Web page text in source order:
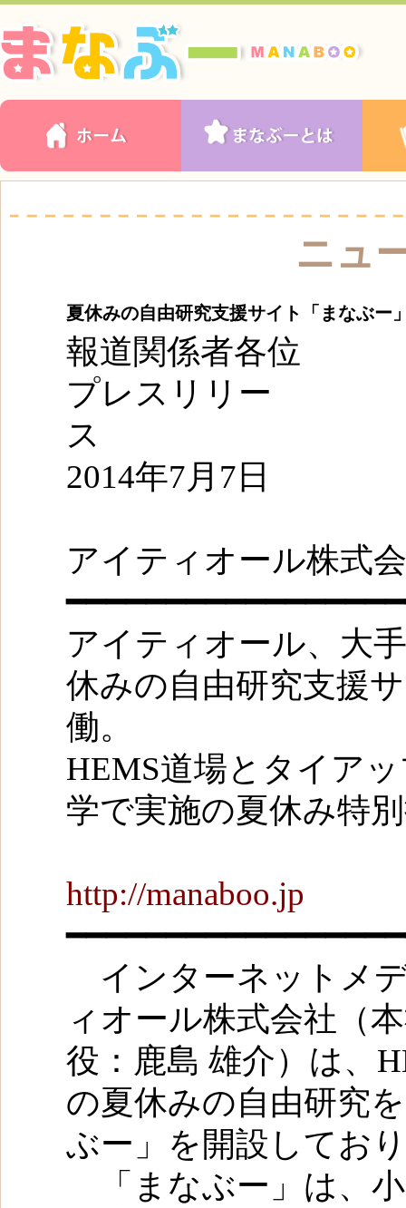
ニュ
夏休みの自由研究支援サイト「まなぶー
報道関係者各位
プレスリリー
2014年7月7日
アイティオール株式
アイティオール、大
休みの自由研究支援
働。
HEMS道場とタイア
学で実施の夏休み特
http://manaboo.jp
インターネットメ
ィオール株式会社（
役：鹿島 雄介）は、
の夏休みの自由研究
ぶー」を開設してお
「まなぶー」は、